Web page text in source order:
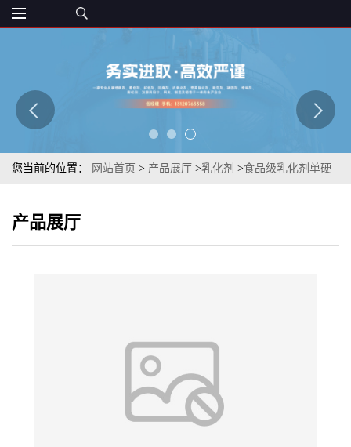
您当前的位置： 网站首页 > 产品展厅 >乳化剂 >食品级乳化剂单硬
产品展厅